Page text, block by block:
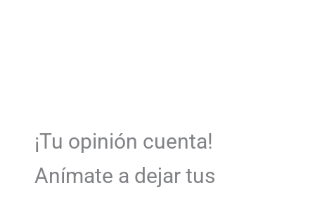
¡Tu opinión cuenta!
Anímate a dejar tus